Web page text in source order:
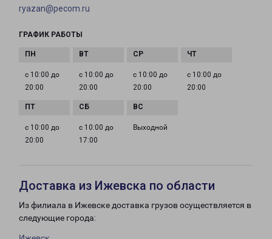
ryazan@pecom.ru
ГРАФИК РАБОТЫ
с 10:00 до
20:00
с 10:00 до
20:00
с 10:00 до
20:00
с 10:00 до
20:00
с 10:00 до
20:00
с 10:00 до
17:00
Выходной
Доставка из Ижевска по области
Из филиала в Ижевске доставка грузов осуществляется в
следующие города: